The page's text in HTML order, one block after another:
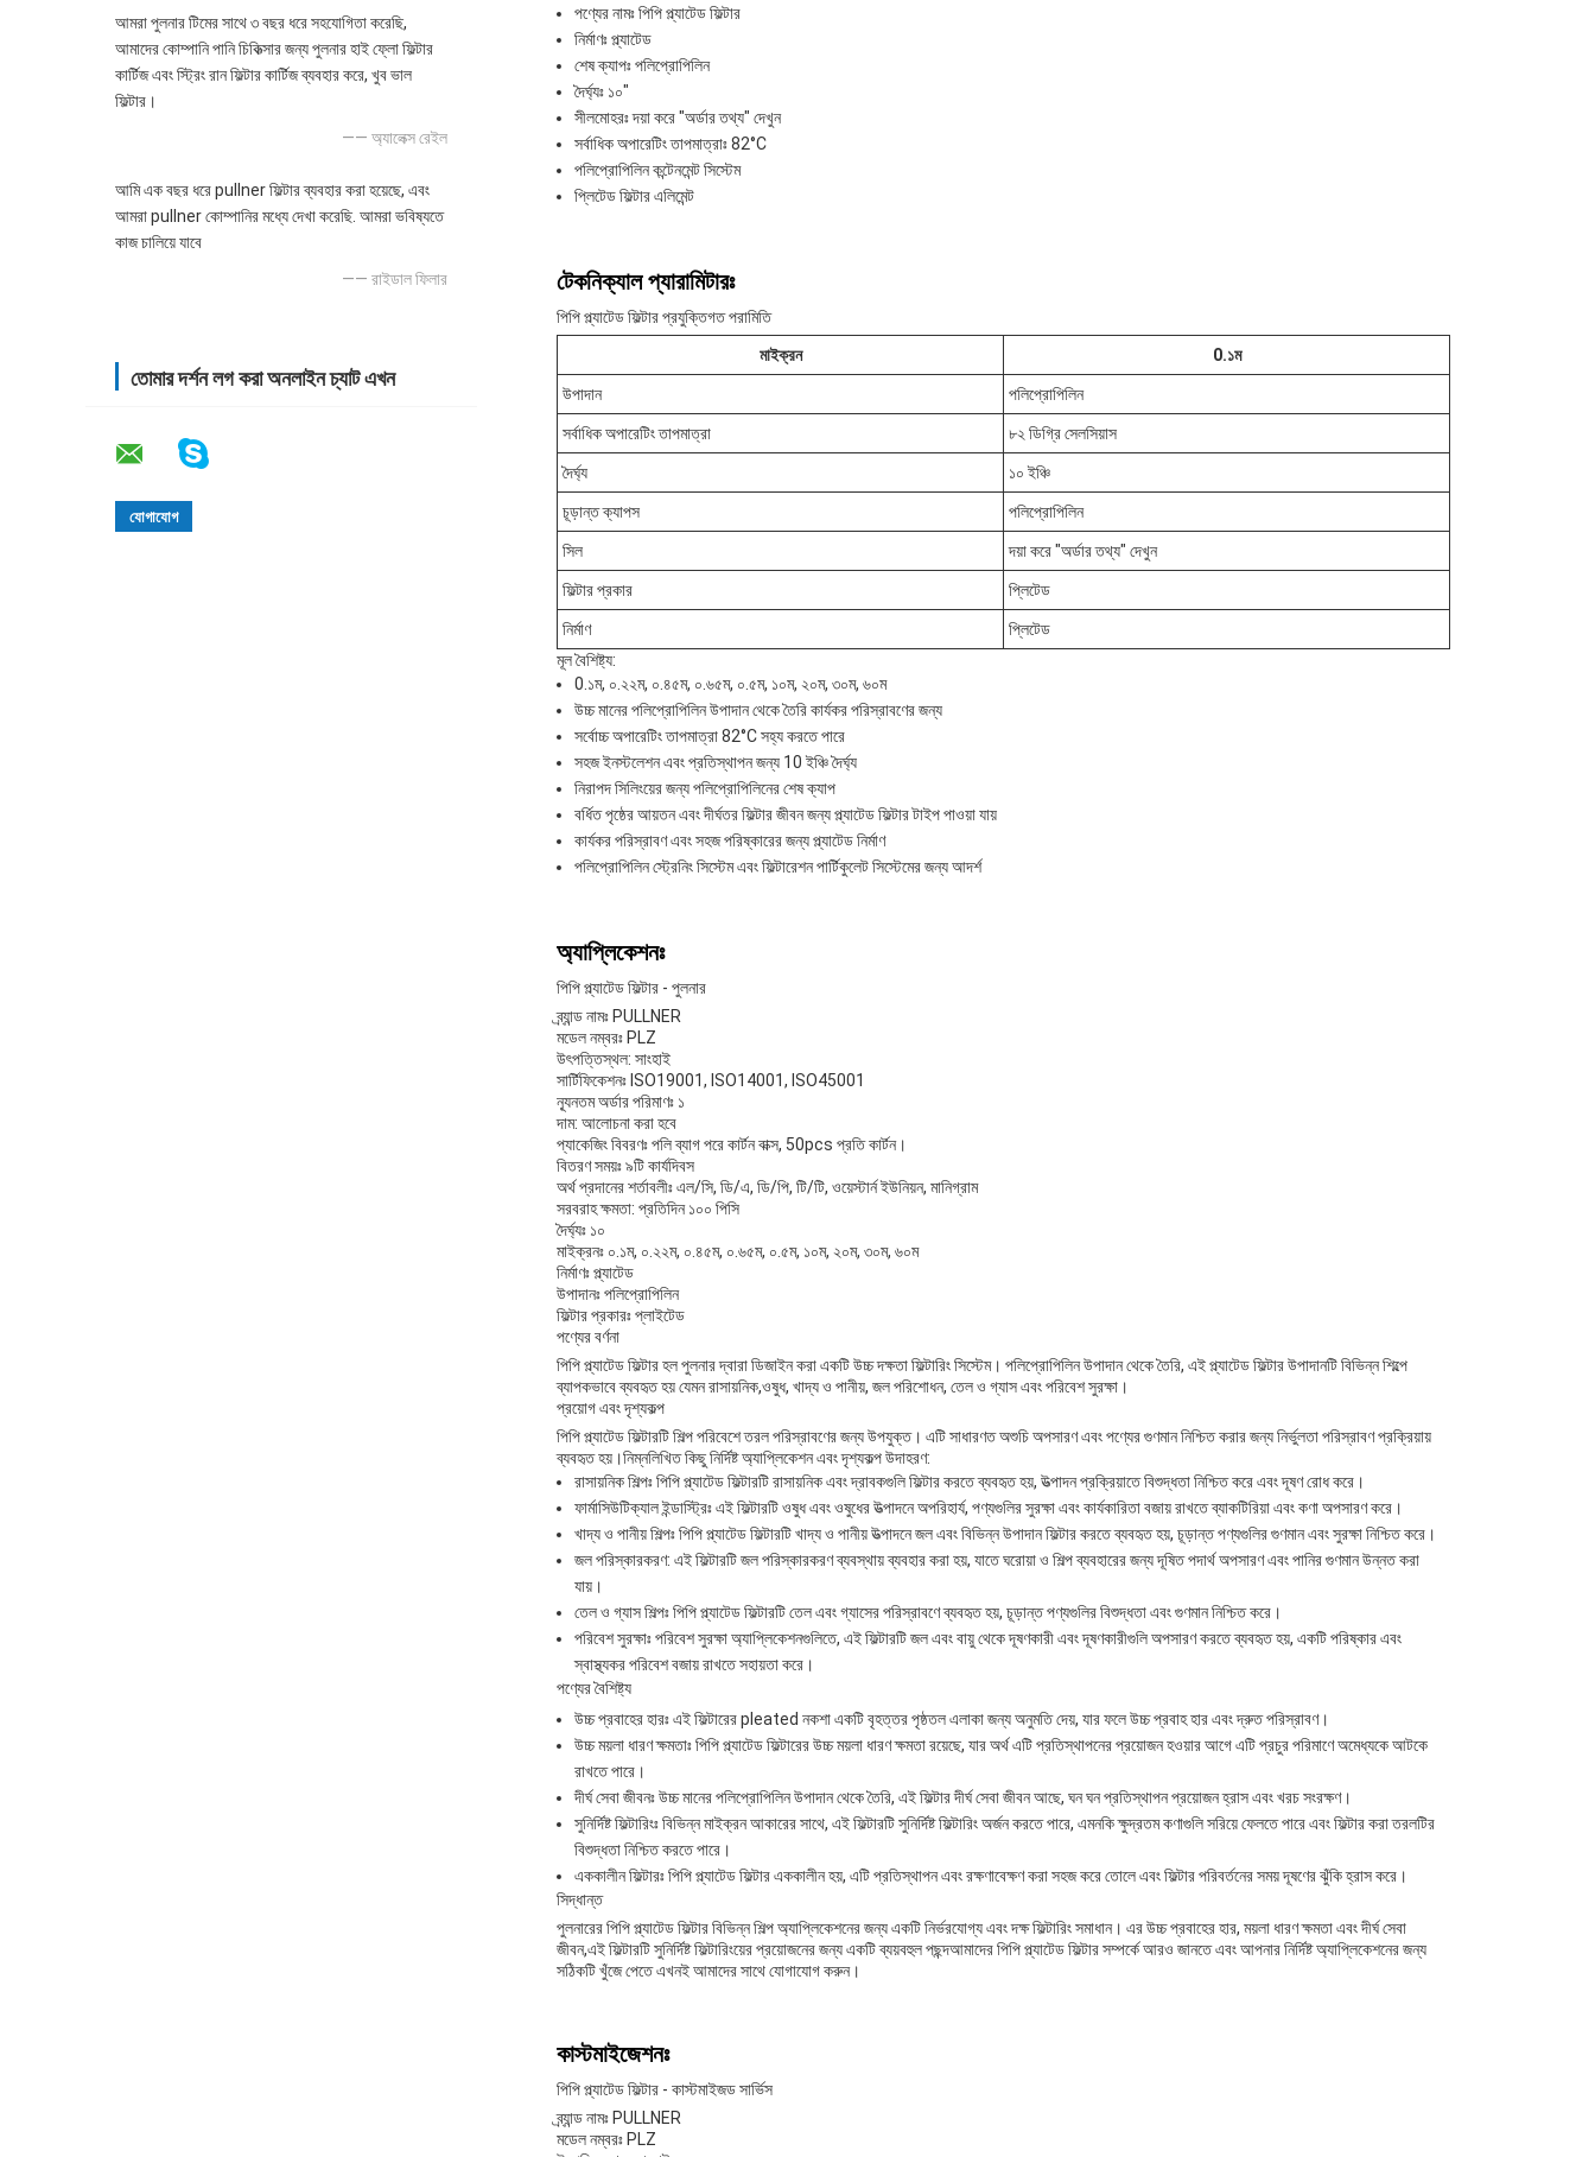
আমরা পুলনার টিমের সাথে ৩ বছর ধরে সহযোগিতা করেছি,
আমাদের কোম্পানি পানি চিকিত্সার জন্য পুলনার হাই ফ্লো ফিল্টার
কার্টিজ এবং স্ট্রিং রান ফিল্টার কার্টিজ ব্যবহার করে, খুব ভাল
ফিল্টার।
—— অ্যালেক্স রেইল
আমি এক বছর ধরে pullner ফিল্টার ব্যবহার করা হয়েছে, এবং
আমরা pullner কোম্পানির মধ্যে দেখা করেছি. আমরা ভবিষ্যতে
কাজ চালিয়ে যাবে
—— রাইডাল ফিলার
তোমার দর্শন লগ করা অনলাইন চ্যাট এখন
পণ্যের নামঃ পিপি প্ল্যাটেড ফিল্টার
নির্মাণঃ প্ল্যাটেড
শেষ ক্যাপঃ পলিপ্রোপিলিন
দৈর্ঘ্যঃ ১০"
সীলমোহরঃ দয়া করে "অর্ডার তথ্য" দেখুন
সর্বাধিক অপারেটিং তাপমাত্রাঃ 82°C
পলিপ্রোপিলিন কন্টেনমেন্ট সিস্টেম
প্লিটেড ফিল্টার এলিমেন্ট
টেকনিক্যাল প্যারামিটারঃ
পিপি প্ল্যাটেড ফিল্টার প্রযুক্তিগত পরামিতি
মাইক্রন
0.১ম
উপাদান পলিপ্রোপিলিন
সর্বাধিক অপারেটিং তাপমাত্রা ৮২ ডিগ্রি সেলসিয়াস
দৈর্ঘ্য ১০ ইঞ্চি
চূড়ান্ত ক্যাপস পলিপ্রোপিলিন
সিল দয়া করে "অর্ডার তথ্য" দেখুন
ফিল্টার প্রকার প্লিটেড
নির্মাণ
প্লিটেড
মূল বৈশিষ্ট্য:
0.১ম, ০.২২ম, ০.৪৫ম, ০.৬৫ম, ০.৫ম, ১০ম, ২০ম, ৩০ম, ৬০ম
উচ্চ মানের পলিপ্রোপিলিন উপাদান থেকে তৈরি কার্যকর পরিস্রাবণের জন্য
সর্বোচ্চ অপারেটিং তাপমাত্রা 82°C সহ্য করতে পারে
সহজ ইনস্টলেশন এবং প্রতিস্থাপন জন্য 10 ইঞ্চি দৈর্ঘ্য
নিরাপদ সিলিংয়ের জন্য পলিপ্রোপিলিনের শেষ ক্যাপ
বর্ধিত পৃষ্ঠের আয়তন এবং দীর্ঘতর ফিল্টার জীবন জন্য প্ল্যাটেড ফিল্টার টাইপ পাওয়া যায়
কার্যকর পরিস্রাবণ এবং সহজ পরিষ্কারের জন্য প্ল্যাটেড নির্মাণ
পলিপ্রোপিলিন স্ট্রেনিং সিস্টেম এবং ফিল্টারেশন পার্টিকুলেট সিস্টেমের জন্য আদর্শ
অ্যাপ্লিকেশনঃ
পিপি প্ল্যাটেড ফিল্টার - পুলনার
ব্র্যান্ড নামঃ PULLNER
মডেল নম্বরঃ PLZ
উৎপত্তিস্থল: সাংহাই
সার্টিফিকেশনঃ ISO19001, ISO14001, ISO45001
ন্যূনতম অর্ডার পরিমাণঃ ১
দাম: আলোচনা করা হবে
প্যাকেজিং বিবরণঃ পলি ব্যাগ পরে কার্টন বাক্স, 50pcs প্রতি কার্টন।
বিতরণ সময়ঃ ৯টি কার্যদিবস
অর্থ প্রদানের শর্তাবলীঃ এল/সি, ডি/এ, ডি/পি, টি/টি, ওয়েস্টার্ন ইউনিয়ন, মানিগ্রাম
সরবরাহ ক্ষমতা: প্রতিদিন ১০০ পিসি
দৈর্ঘ্যঃ ১০
মাইক্রনঃ ০.১ম, ০.২২ম, ০.৪৫ম, ০.৬৫ম, ০.৫ম, ১০ম, ২০ম, ৩০ম, ৬০ম
নির্মাণঃ প্ল্যাটেড
উপাদানঃ পলিপ্রোপিলিন
ফিল্টার প্রকারঃ প্লাইটেড
পণ্যের বর্ণনা
পিপি প্ল্যাটেড ফিল্টার হল পুলনার দ্বারা ডিজাইন করা একটি উচ্চ দক্ষতা ফিল্টারিং সিস্টেম। পলিপ্রোপিলিন উপাদান থেকে তৈরি, এই প্ল্যাটেড ফিল্টার উপাদানটি বিভিন্ন শিল্পে
ব্যাপকভাবে ব্যবহৃত হয় যেমন রাসায়নিক,ওষুধ, খাদ্য ও পানীয়, জল পরিশোধন, তেল ও গ্যাস এবং পরিবেশ সুরক্ষা।
প্রয়োগ এবং দৃশ্যকল্প
পিপি প্ল্যাটেড ফিল্টারটি শিল্প পরিবেশে তরল পরিস্রাবণের জন্য উপযুক্ত। এটি সাধারণত অশুচি অপসারণ এবং পণ্যের গুণমান নিশ্চিত করার জন্য নির্ভুলতা পরিস্রাবণ প্রক্রিয়ায়
ব্যবহৃত হয়।নিম্নলিখিত কিছু নির্দিষ্ট অ্যাপ্লিকেশন এবং দৃশ্যকল্প উদাহরণ:
রাসায়নিক শিল্পঃ পিপি প্ল্যাটেড ফিল্টারটি রাসায়নিক এবং দ্রাবকগুলি ফিল্টার করতে ব্যবহৃত হয়, উত্পাদন প্রক্রিয়াতে বিশুদ্ধতা নিশ্চিত করে এবং দূষণ রোধ করে।
ফার্মাসিউটিক্যাল ইন্ডাস্ট্রিঃ এই ফিল্টারটি ওষুধ এবং ওষুধের উত্পাদনে অপরিহার্য, পণ্যগুলির সুরক্ষা এবং কার্যকারিতা বজায় রাখতে ব্যাকটিরিয়া এবং কণা অপসারণ করে।
খাদ্য ও পানীয় শিল্পঃ পিপি প্ল্যাটেড ফিল্টারটি খাদ্য ও পানীয় উত্পাদনে জল এবং বিভিন্ন উপাদান ফিল্টার করতে ব্যবহৃত হয়, চূড়ান্ত পণ্যগুলির গুণমান এবং সুরক্ষা নিশ্চিত করে।
জল পরিস্কারকরণ: এই ফিল্টারটি জল পরিস্কারকরণ ব্যবস্থায় ব্যবহার করা হয়, যাতে ঘরোয়া ও শিল্প ব্যবহারের জন্য দূষিত পদার্থ অপসারণ এবং পানির গুণমান উন্নত করা
যায়।
তেল ও গ্যাস শিল্পঃ পিপি প্ল্যাটেড ফিল্টারটি তেল এবং গ্যাসের পরিস্রাবণে ব্যবহৃত হয়, চূড়ান্ত পণ্যগুলির বিশুদ্ধতা এবং গুণমান নিশ্চিত করে।
পরিবেশ সুরক্ষাঃ পরিবেশ সুরক্ষা অ্যাপ্লিকেশনগুলিতে, এই ফিল্টারটি জল এবং বায়ু থেকে দূষণকারী এবং দূষণকারীগুলি অপসারণ করতে ব্যবহৃত হয়, একটি পরিষ্কার এবং
স্বাস্থ্যকর পরিবেশ বজায় রাখতে সহায়তা করে।
পণ্যের বৈশিষ্ট্য
উচ্চ প্রবাহের হারঃ এই ফিল্টারের pleated নকশা একটি বৃহত্তর পৃষ্ঠতল এলাকা জন্য অনুমতি দেয়, যার ফলে উচ্চ প্রবাহ হার এবং দ্রুত পরিস্রাবণ।
উচ্চ ময়লা ধারণ ক্ষমতাঃ পিপি প্ল্যাটেড ফিল্টারের উচ্চ ময়লা ধারণ ক্ষমতা রয়েছে, যার অর্থ এটি প্রতিস্থাপনের প্রয়োজন হওয়ার আগে এটি প্রচুর পরিমাণে অমেধ্যকে আটকে
রাখতে পারে।
দীর্ঘ সেবা জীবনঃ উচ্চ মানের পলিপ্রোপিলিন উপাদান থেকে তৈরি, এই ফিল্টার দীর্ঘ সেবা জীবন আছে, ঘন ঘন প্রতিস্থাপন প্রয়োজন হ্রাস এবং খরচ সংরক্ষণ।
সুনির্দিষ্ট ফিল্টারিংঃ বিভিন্ন মাইক্রন আকারের সাথে, এই ফিল্টারটি সুনির্দিষ্ট ফিল্টারিং অর্জন করতে পারে, এমনকি ক্ষুদ্রতম কণাগুলি সরিয়ে ফেলতে পারে এবং ফিল্টার করা তরলটির
বিশুদ্ধতা নিশ্চিত করতে পারে।
এককালীন ফিল্টারঃ পিপি প্ল্যাটেড ফিল্টার এককালীন হয়, এটি প্রতিস্থাপন এবং রক্ষণাবেক্ষণ করা সহজ করে তোলে এবং ফিল্টার পরিবর্তনের সময় দূষণের ঝুঁকি হ্রাস করে।
সিদ্ধান্ত
পুলনারের পিপি প্ল্যাটেড ফিল্টার বিভিন্ন শিল্প অ্যাপ্লিকেশনের জন্য একটি নির্ভরযোগ্য এবং দক্ষ ফিল্টারিং সমাধান। এর উচ্চ প্রবাহের হার, ময়লা ধারণ ক্ষমতা এবং দীর্ঘ সেবা
জীবন,এই ফিল্টারটি সুনির্দিষ্ট ফিল্টারিংয়ের প্রয়োজনের জন্য একটি ব্যয়বহুল পছন্দআমাদের পিপি প্ল্যাটেড ফিল্টার সম্পর্কে আরও জানতে এবং আপনার নির্দিষ্ট অ্যাপ্লিকেশনের জন্য
সঠিকটি খুঁজে পেতে এখনই আমাদের সাথে যোগাযোগ করুন।
কাস্টমাইজেশনঃ
পিপি প্ল্যাটেড ফিল্টার - কাস্টমাইজড সার্ভিস
ব্র্যান্ড নামঃ PULLNER
মডেল নম্বরঃ PLZ